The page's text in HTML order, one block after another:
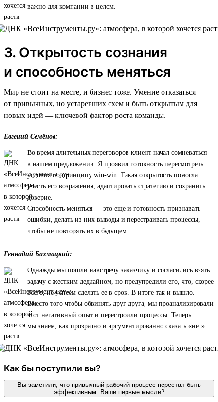
важно для компании в целом.
3. Открытость сознания
и способность меняться
Мир не стоит на месте, и бизнес тоже. Умение отказаться
от привычных, но устаревших схем и быть открытым для
новых идей — ключевой фактор роста команды.
Евгений Семёнов:
Во время длительных переговоров клиент начал сомневаться
в нашем предложении. Я проявил готовность пересмотреть
условия по принципу win-win. Такая открытость помогла
учесть его возражения, адаптировать стратегию и сохранить
доверие.
Способность меняться — это еще и готовность признавать
ошибки, делать из них выводы и перестраивать процессы,
чтобы не повторять их в будущем.
Геннадий Бахмацкий:
Однажды мы пошли навстречу заказчику и согласились взять
задачу с жестким дедлайном, но предупредили его, что, скорее
всего, не успеем сделать ее в срок. В итоге так и вышло.
Вместо того чтобы обвинять друг друга, мы проанализировали
этот негативный опыт и перестроили процессы. Теперь
мы знаем, как прозрачно и аргументированно сказать «нет».
Как бы поступили вы?
Вы заметили, что привычный рабочий процесс перестал быть
эффективным. Ваши первые мысли?